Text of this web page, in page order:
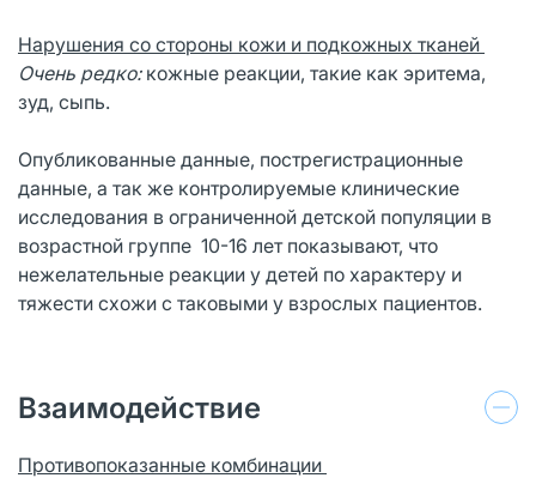
Нарушения со стороны кожи и подкожных тканей
Очень редко:кожные реакции, такие как эритема,
зуд, сыпь.
Опубликованные данные, пострегистрационные
данные, а так же контролируемые клинические
исследования в ограниченной детской популяции в
возрастной группе 10-16 лет показывают, что
нежелательные реакции у детей по характеру и
тяжести схожи с таковыми у взрослых пациентов.
Взаимодействие
Противопоказанные комбинации